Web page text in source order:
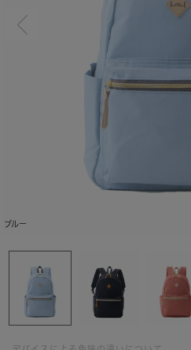
ブルー